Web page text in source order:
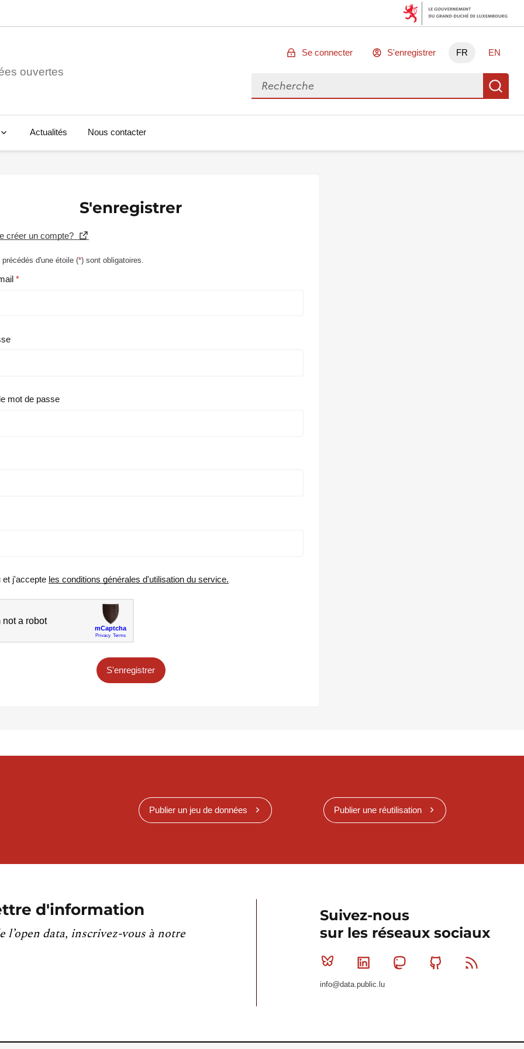
ouvertes
Se connecter S'enregistrer FR EN
Rechercher des données
Actualités Nous contacter
S'enregistrer
créer un compte?
d'une étoile (*) sont obligatoires.
mot de passe
et j'accepte les conditions générales d'utilisation du service.
S'enregistrer
Publier un jeu de données Publier une réutilisation
d'information
l’open data, inscrivez-vous à notre
Suivez-nous
sur les réseaux sociaux
Bluesky Linkedin MastodonGithub
info@data.public.lu